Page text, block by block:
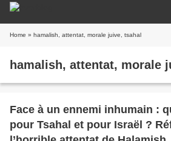
Home » hamalish, attentat, morale juive, tsahal
hamalish, attentat, morale
Face à un ennemi inhumain :
pour Tsahal et pour Israël ?